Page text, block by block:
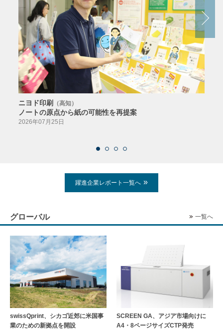
ニヨド印刷 （高知）
ノートの原点から紙の可能性を再提案
2026年07月25日
躍進企業レポート一覧へ
グローバル 一覧へ
swissQprint、シカゴ近郊に⽶国事
業のための新拠点を開設
SCREEN GA、アジア市場向けに
A4・8ページサイズCTP発売